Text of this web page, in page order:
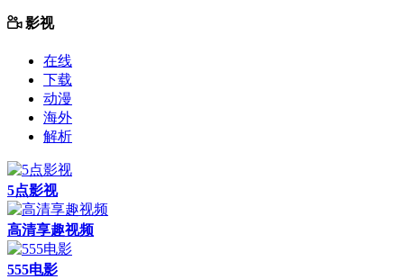
影视
在线
下载
动漫
海外
解析
5点影视
高清享趣视频
555电影